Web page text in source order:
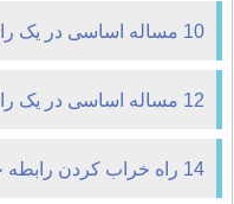
10 مساله اساسی در یک رابطه جنسی
12 مساله اساسی در یک رابطه جنسی
14 راه خراب کردن رابطه جنسی با همسرتان